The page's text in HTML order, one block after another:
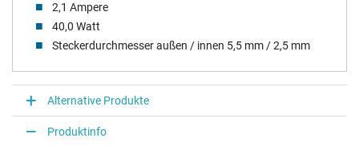
2,1 Ampere
40,0 Watt
Steckerdurchmesser außen / innen 5,5 mm / 2,5 mm
Alternative Produkte
Produktinfo